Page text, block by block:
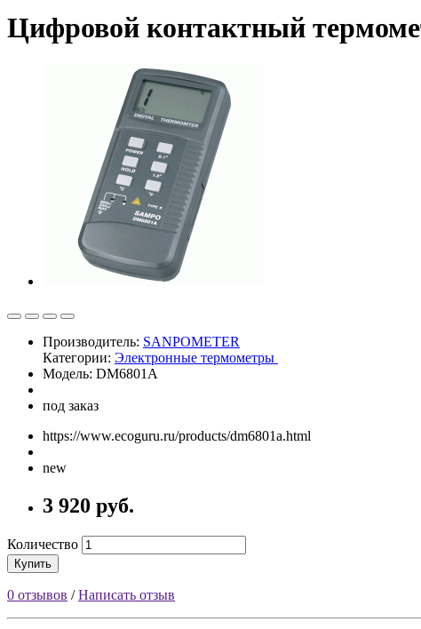
Цифровой контактный
Производитель: SANPOMETER
Категории: Электронные термометры
Модель: DM6801A
под заказ
https://www.ecoguru.ru/products/dm6801a.html
new
3 920 руб.
Количество
Купить
0 отзывов /Написать отзыв